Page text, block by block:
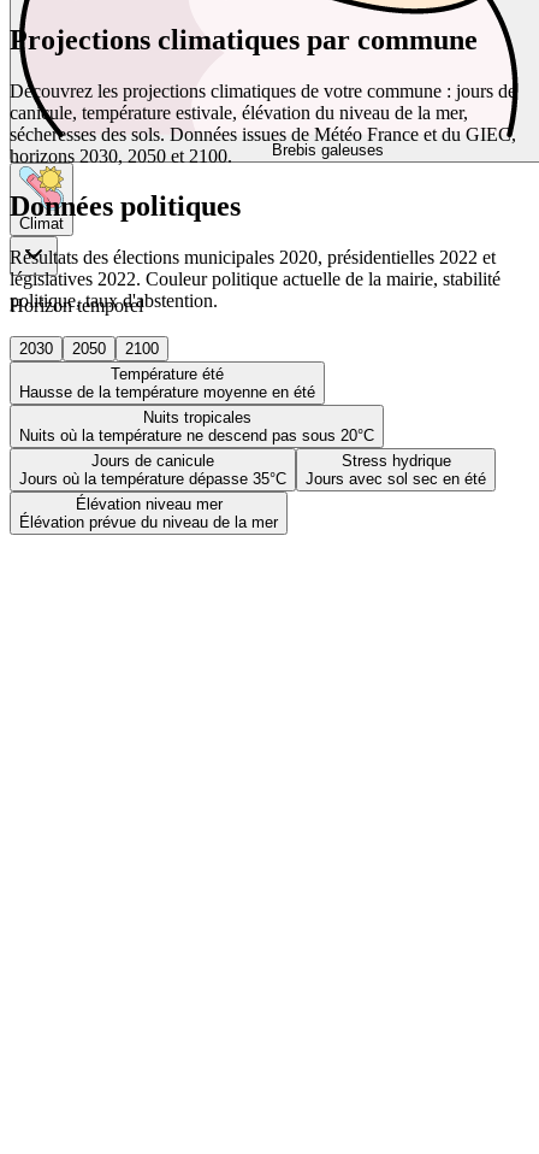
Brebis galeuses
Climat
Horizon temporel
2030 2050
2100
Température été
Hausse de la température moyenne en été
Nuits tropicales
Nuits où la température ne descend pas sous 20°C
Jours de canicule
Jours où la température dépasse 35°C
Stress hydrique
Jours avec sol sec en été
Élévation niveau mer
Élévation prévue du niveau de la mer
Projections climatiques par commune
Découvrez les projections climatiques de votre commune : jours de
canicule, température estivale, élévation du niveau de la mer,
sécheresses des sols. Données issues de Météo France et du GIEC,
horizons 2030, 2050 et 2100.
Données politiques
Résultats des élections municipales 2020, présidentielles 2022 et
législatives 2022. Couleur politique actuelle de la mairie, stabilité
politique, taux d'abstention.